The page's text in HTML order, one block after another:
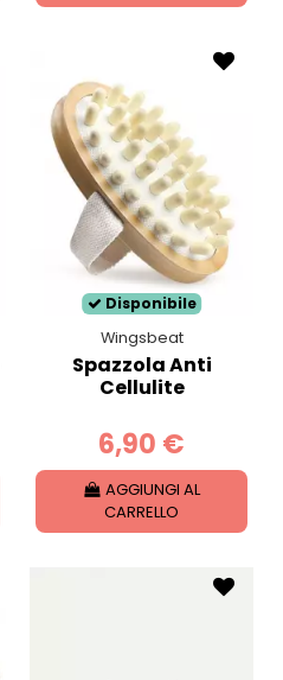
Disponibile
Wingsbeat
Spazzola Anti
Cellulite
6,90 €
AGGIUNGI AL
CARRELLO